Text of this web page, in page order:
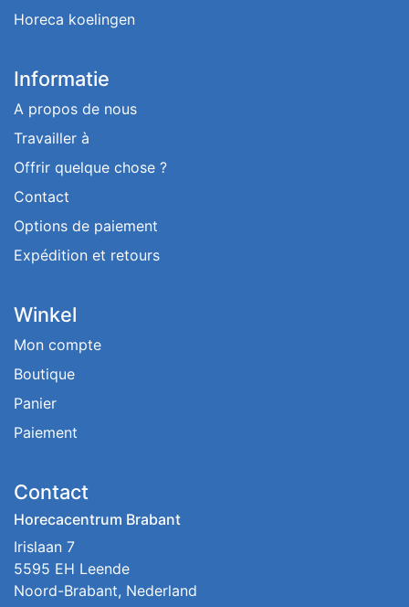
Horeca koelingen
Informatie
A propos de nous
Travailler à
Offrir quelque chose ?
Contact
Options de paiement
Expédition et retours
Winkel
Mon compte
Boutique
Panier
Paiement
Contact
Horecacentrum Brabant
Irislaan 7
5595 EH Leende
Noord-Brabant, Nederland